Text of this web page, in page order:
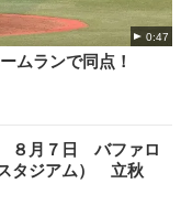
0:47
ムランで同点！
８月７日 バファロ
タジアム） 立秋